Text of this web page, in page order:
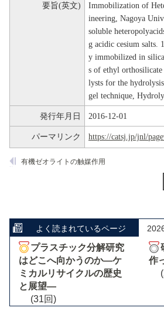
要旨(英文)
Immobilization of
ineering, Nagoya
soluble
g acidic cesium salts.
y immobilized in
s of ethyl
lysts for the
gel technique,
発行年月日 2016-12-01
パーマリンク https://catsj.jp/jnl/
有機ゼオライトの触媒作用
よく読まれているページ
プラスチック分解研究
はどこへ向かうのか―ケ
ミカルリサイクルの歴史
と展望―
(31回)
作